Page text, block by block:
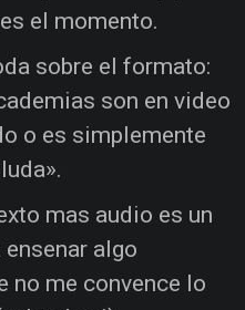
el momento.
sobre el formato:
son en video
o es simplemente
mas audio es un
algo
no me convence lo